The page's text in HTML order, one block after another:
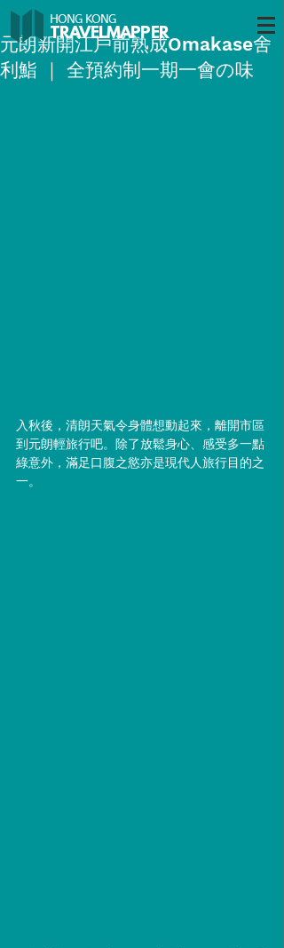
HONG KONG
TRAVELMAPPER
元朗新開江戶前熟成Omakase舍
利鮨 ｜ 全預約制一期一會の味
入秋後，清朗天氣令身體想動起來，離開市區
到元朗輕旅行吧。除了放鬆身心、感受多一點
綠意外，滿足口腹之慾亦是現代人旅行目的之
一。